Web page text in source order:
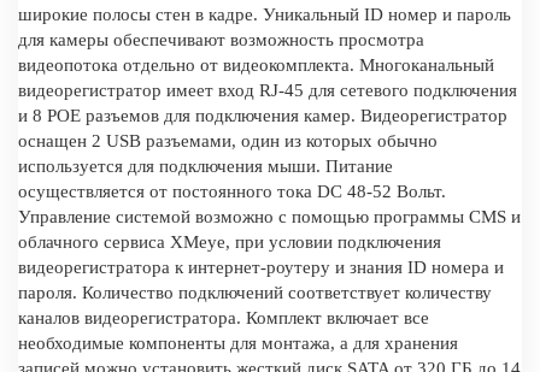
широкие полосы стен в кадре. Уникальный ID номер и пароль
для камеры обеспечивают возможность просмотра
видеопотока отдельно от видеокомплекта. Многоканальный
видеорегистратор имеет вход RJ-45 для сетевого подключения
и 8 POE разъемов для подключения камер. Видеорегистратор
оснащен 2 USB разъемами, один из которых обычно
используется для подключения мыши. Питание
осуществляется от постоянного тока DC 48-52 Вольт.
Управление системой возможно с помощью программы CMS и
облачного сервиса XMeye, при условии подключения
видеорегистратора к интернет-роутеру и знания ID номера и
пароля. Количество подключений соответствует количеству
каналов видеорегистратора. Комплект включает все
необходимые компоненты для монтажа, а для хранения
записей можно установить жесткий диск SATA от 320 ГБ до 14